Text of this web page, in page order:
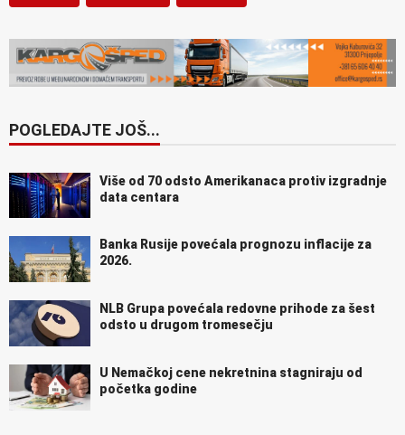
POGLEDAJTE JOŠ...
Više od 70 odsto Amerikanaca protiv izgradnje
data centara
Banka Rusije povećala prognozu inflacije za
2026.
NLB Grupa povećala redovne prihode za šest
odsto u drugom tromesečju
U Nemačkoj cene nekretnina stagniraju od
početka godine